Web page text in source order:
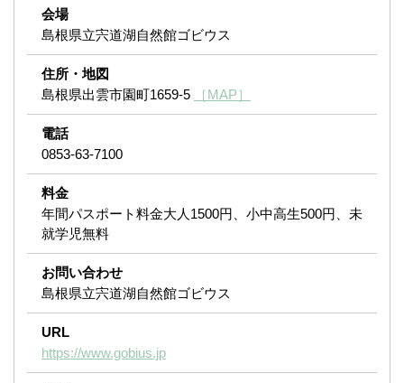
会場
島根県立宍道湖自然館ゴビウス
住所・地図
島根県出雲市園町1659-5
［MAP］
電話
0853-63-7100
料金
年間パスポート料金大人1500円、小中高生500円、未
就学児無料
お問い合わせ
島根県立宍道湖自然館ゴビウス
URL
https://www.gobius.jp